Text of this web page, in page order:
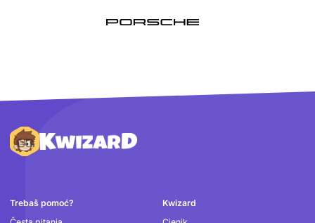
Podnožje
Trebaš pomoć?
Kwizard